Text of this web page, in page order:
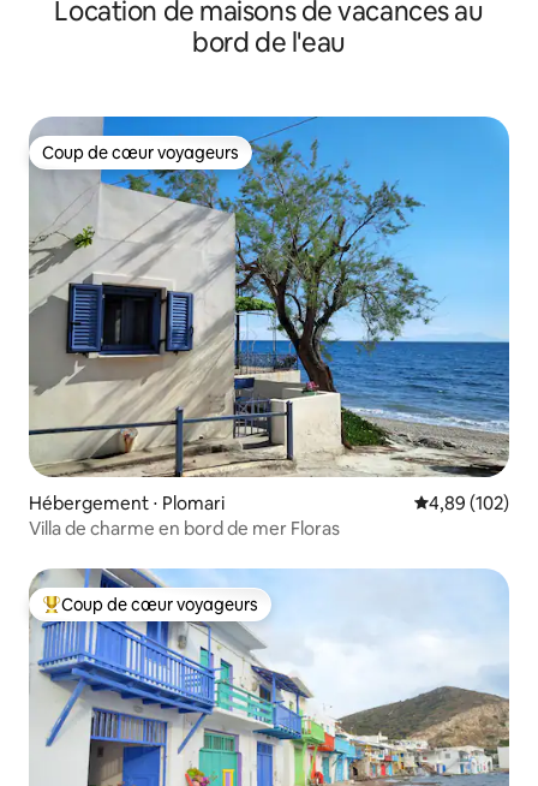
Location de maisons de vacances au
bord de l'eau
Coup de cœur voyageurs
Coup de cœur voyageurs
Hébergement ⋅ Plomari Évaluation
4,89 (102)
Villa de charme en bord de mer Floras
Coups de cœur voyageurs les plus appréciés
Coup de cœur voyageurs